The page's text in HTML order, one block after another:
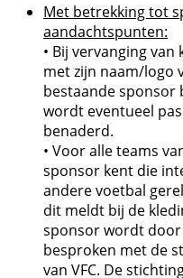
Met betrekking tot
aandachtspunten:
• Bij vervanging
met zijn naam/logo
bestaande sponsor
wordt eventueel
benaderd.
• Voor alle teams
sponsor kent die
andere voetbal
dit meldt bij de
sponsor wordt
besproken met de
van VFC. De